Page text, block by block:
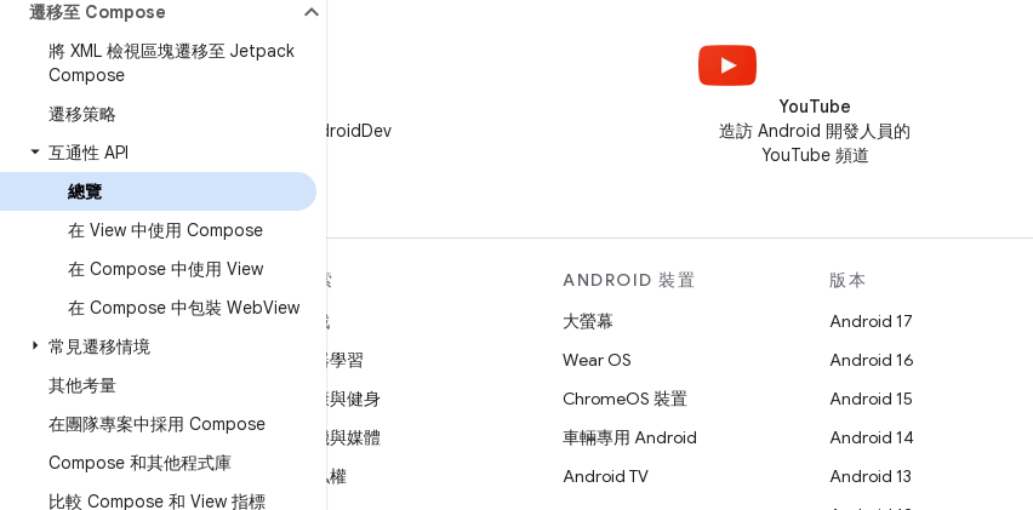
遷移至 Compose
將 XML 檢視區塊遷移至 Jetpack
Compose
遷移策略
互通性 API
總覽
在 View 中使用 Compose
在 Compose 中使用 View
在 Compose 中包裝 WebView
常見遷移情境
其他考量
在團隊專案中採用 Compose
Compose 和其他程式庫
比較 Compose 和 View 指標
在 X 中追蹤 @AndroidDev
YouTube
造訪 Android 開發人員的
YouTube 頻道
深入瞭解 ANDROID
Android
企業專用 Android
安全性
原始碼
新聞
探索
遊戲
機器學習
健康與健身
相機與媒體
隱私權
ANDROID 裝置
大螢幕
Wear OS
ChromeOS 裝置
車輛專用 Android
Android TV
版本
Android 17
Android 16
Android 15
Android 14
Android 13